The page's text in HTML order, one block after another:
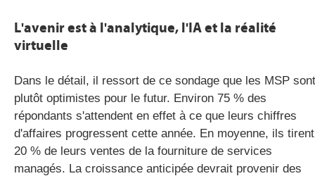
L'avenir est à l'analytique, l'IA et la réalité
virtuelle
Dans le détail, il ressort de ce sondage que les MSP sont
plutôt optimistes pour le futur. Environ 75 % des
répondants s'attendent en effet à ce que leurs chiffres
d'affaires progressent cette année. En moyenne, ils tirent
20 % de leurs ventes de la fourniture de services
managés. La croissance anticipée devrait provenir des